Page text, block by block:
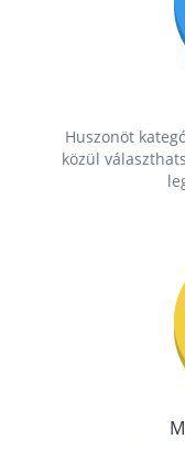
Huszonöt
közül